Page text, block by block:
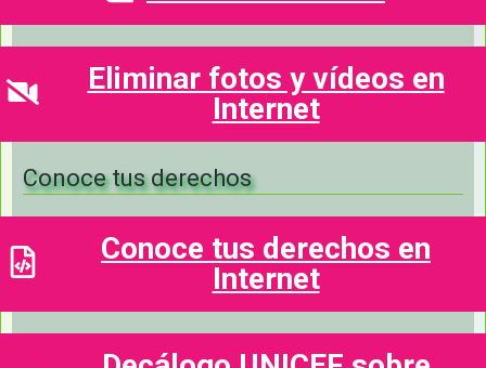
Derecho al olvido
Eliminar fotos y vídeos en
Internet
Conoce tus derechos
Conoce tus derechos en
Internet